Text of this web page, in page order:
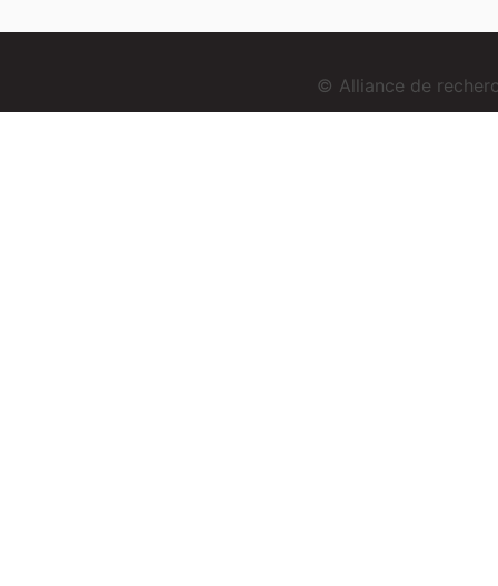
© Alliance de